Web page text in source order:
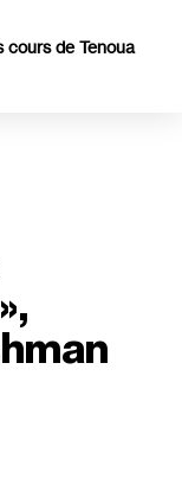
cours de Tenoua